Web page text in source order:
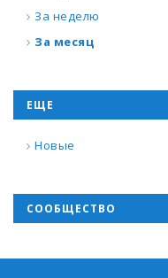
За неделю
За месяц
ЕЩЕ
Новые
СООБЩЕСТВО